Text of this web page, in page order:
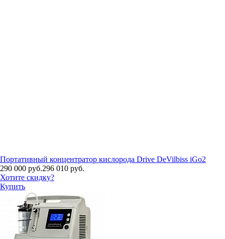
Портативный концентратор кислорода Drive DeVilbiss iGo2
290 000 руб.296 010 руб.
Хотите скидку?
Купить